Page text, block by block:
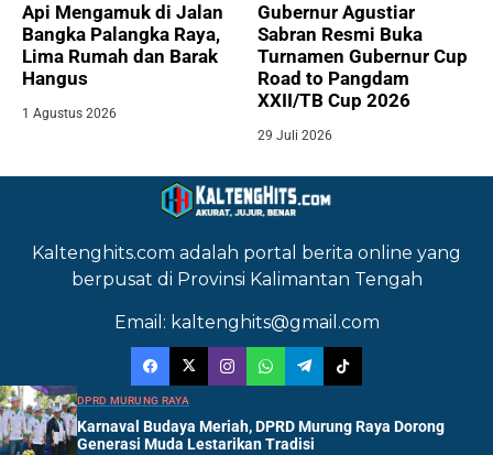
Api Mengamuk di Jalan
Bangka Palangka Raya,
Lima Rumah dan Barak
Hangus
1 Agustus 2026
Gubernur Agustiar
Sabran Resmi Buka
Turnamen Gubernur Cup
Road to Pangdam
XXII/TB Cup 2026
29 Juli 2026
Kaltenghits.com adalah portal berita online yang
berpusat di Provinsi Kalimantan Tengah
Email: kaltenghits@gmail.com
DPRD MURUNG RAYA
Karnaval Budaya Meriah, DPRD Murung Raya Dorong
Generasi Muda Lestarikan Tradisi